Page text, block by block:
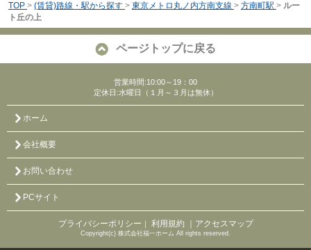
TOP > (賃貸)路線・駅から探す > 東京メトロ丸ノ内方南支線 > 方南町駅 > ルー
ト丘の上
ページトップに戻る
営業時間:10:00～19：00
定休日:水曜日（１月～３月は無休）
ホーム
会社概要
お問い合わせ
PCサイト
プライバシーポリシー ｜ 利用規約 ｜アクセスマップ
Copyright(c) 株式会社福一ホーム All rights reserved.